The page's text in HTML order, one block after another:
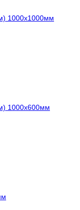
1000х1000мм
1000х600мм